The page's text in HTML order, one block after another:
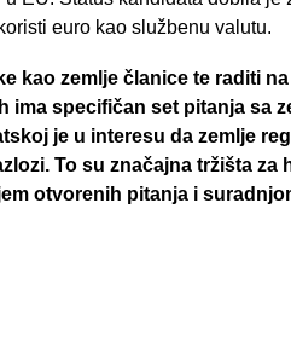
euro kao službenu valutu.
kao zemlje članice te raditi na
specifičan set pitanja sa
je u interesu da zemlje
To su značajna tržišta za
otvorenih pitanja i